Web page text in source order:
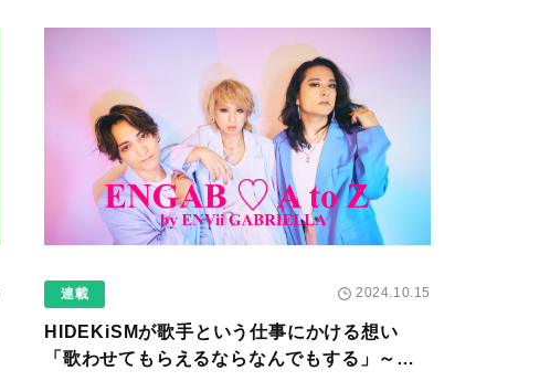
連載 2024.10.15
HIDEKiSMが歌手という仕事にかける想い
「歌わせてもらえるならなんでもする」～